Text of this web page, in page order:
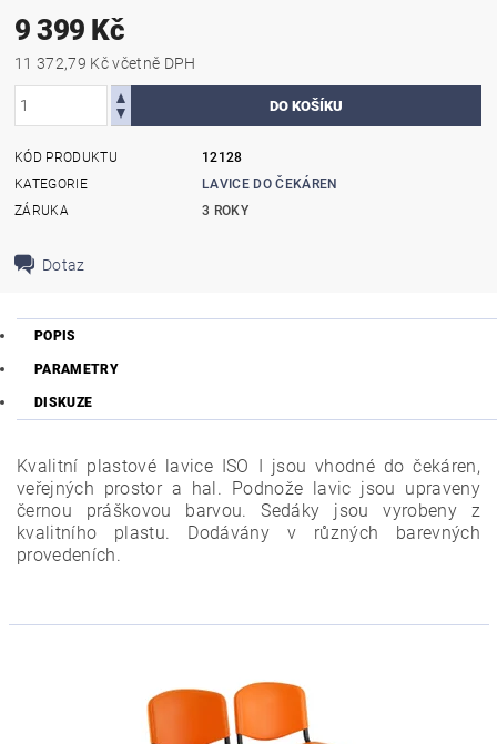
9 399 Kč
11 372,79 Kč včetně DPH
KÓD PRODUKTU
12128
KATEGORIE
LAVICE DO ČEKÁREN
ZÁRUKA
3 ROKY
Dotaz
POPIS
PARAMETRY
DISKUZE
Kvalitní plastové lavice ISO I jsou vhodné do čekáren,
veřejných prostor a hal. Podnože lavic jsou upraveny
černou práškovou barvou. Sedáky jsou vyrobeny z
kvalitního plastu. Dodávány v různých barevných
provedeních.